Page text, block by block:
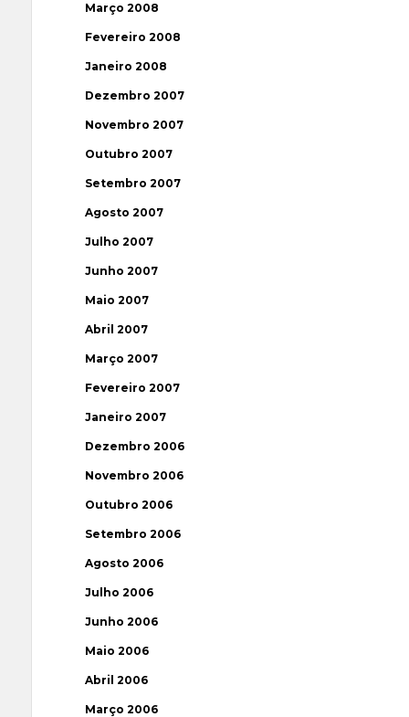
Março 2008
Fevereiro 2008
Janeiro 2008
Dezembro 2007
Novembro 2007
Outubro 2007
Setembro 2007
Agosto 2007
Julho 2007
Junho 2007
Maio 2007
Abril 2007
Março 2007
Fevereiro 2007
Janeiro 2007
Dezembro 2006
Novembro 2006
Outubro 2006
Setembro 2006
Agosto 2006
Julho 2006
Junho 2006
Maio 2006
Abril 2006
Março 2006